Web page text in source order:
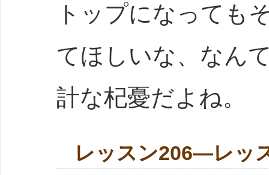
トップになっても
てほしいな、なん
計な杞憂だよね。
レッスン206―レッ